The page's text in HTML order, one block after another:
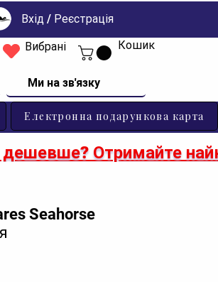
Вхід / Реєстрація
Вибрані Кошик
Ми на зв'язку
Електронна подарункова карта
Seahorse
Отримайте